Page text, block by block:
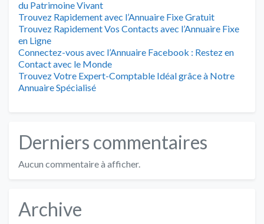
du Patrimoine Vivant
Trouvez Rapidement avec l’Annuaire Fixe Gratuit
Trouvez Rapidement Vos Contacts avec l’Annuaire Fixe
en Ligne
Connectez-vous avec l’Annuaire Facebook : Restez en
Contact avec le Monde
Trouvez Votre Expert-Comptable Idéal grâce à Notre
Annuaire Spécialisé
Derniers commentaires
Aucun commentaire à afficher.
Archive